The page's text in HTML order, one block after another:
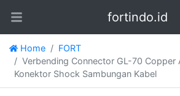
fortindo.id
Home
FORT
Verbending Connector GL-70 Copper
Konektor Shock Sambungan Kabel